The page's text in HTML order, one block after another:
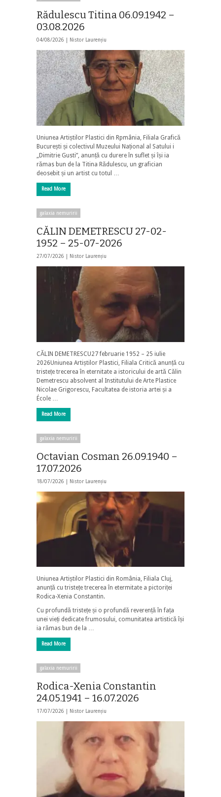
Rădulescu Titina 06.09.1942 –
03.08.2026
04/08/2026 | Nistor Laurențiu
Uniunea Artiștilor Plastici din Rpmânia, Filiala Grafică
București și colectivul Muzeului Național al Satului i
„Dimitrie Gusti”, anunță cu durere în suflet și își ia
rămas bun de la Titina Rădulescu, un grafician
deosebit și un artist cu totul …
Read More
galaxia nemuririi
CĂLIN DEMETRESCU 27-02-
1952 – 25-07-2026
27/07/2026 | Nistor Laurențiu
CĂLIN DEMETRESCU27 februarie 1952 – 25 iulie
2026Uniunea Artiștilor Plastici, Filiala Critică anunță cu
tristețe trecerea în eternitate a istoricului de artă Călin
Demetrescu absolvent al Institutului de Arte Plastice
Nicolae Grigorescu, Facultatea de istoria artei și a
École …
Read More
galaxia nemuririi
Octavian Cosman 26.09.1940 –
17.07.2026
18/07/2026 | Nistor Laurențiu
Uniunea Artiștilor Plastici din România, Filiala Cluj,
anunță cu tristețe trecerea în etermitate a pictoriței
Rodica-Xenia Constantin.
Cu profundă tristețe și o profundă reverență în fața
unei vieți dedicate frumosului, comunitatea artistică își
ia rămas bun de la …
Read More
galaxia nemuririi
Rodica-Xenia Constantin
24.05.1941 – 16.07.2026
17/07/2026 | Nistor Laurențiu